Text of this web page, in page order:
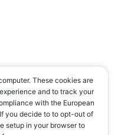
These cookies are
and to track your
with the European
you decide to to opt-out of
setup in your browser to